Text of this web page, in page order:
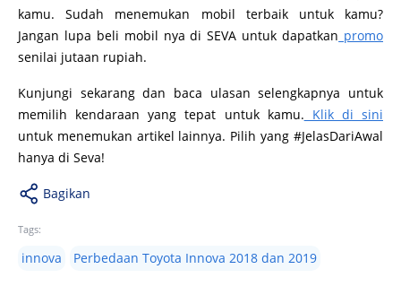
kamu. Sudah menemukan mobil terbaik untuk kamu?
Jangan lupa beli mobil nya di SEVA untuk dapatkan promo
senilai jutaan rupiah.
Kunjungi sekarang dan baca ulasan selengkapnya untuk
memilih kendaraan yang tepat untuk kamu. Klik di sini
untuk menemukan artikel lainnya. Pilih yang #JelasDariAwal
hanya di Seva!
Bagikan
Tags:
innova Perbedaan Toyota Innova 2018 dan 2019